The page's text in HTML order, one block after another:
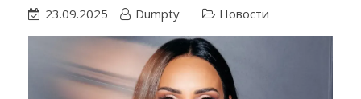
23.09.2025 Dumpty Новости